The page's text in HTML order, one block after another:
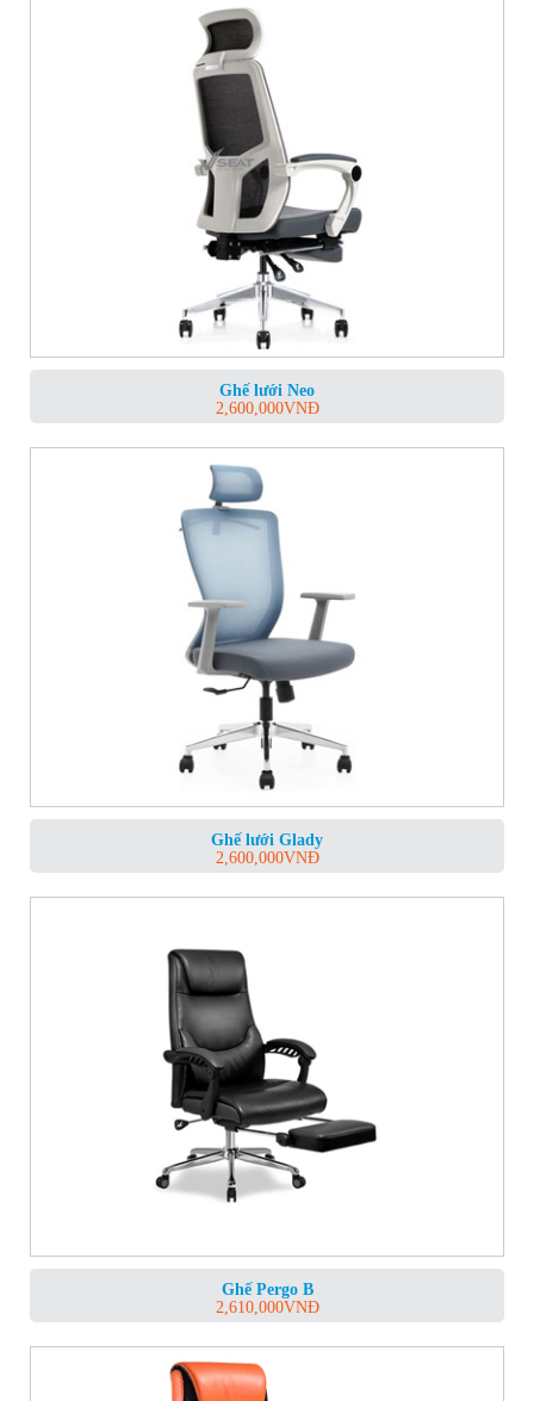
Ghế lưới Neo
2,600,000VNĐ
Ghế lưới Glady
2,600,000VNĐ
Ghế Pergo B
2,610,000VNĐ